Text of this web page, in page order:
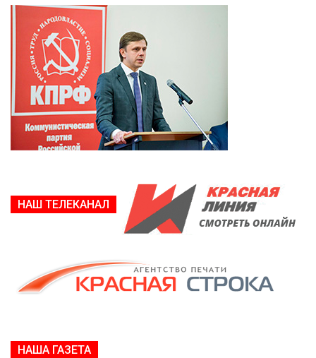
НАШ ТЕЛЕКАНАЛ
НАША ГАЗЕТА